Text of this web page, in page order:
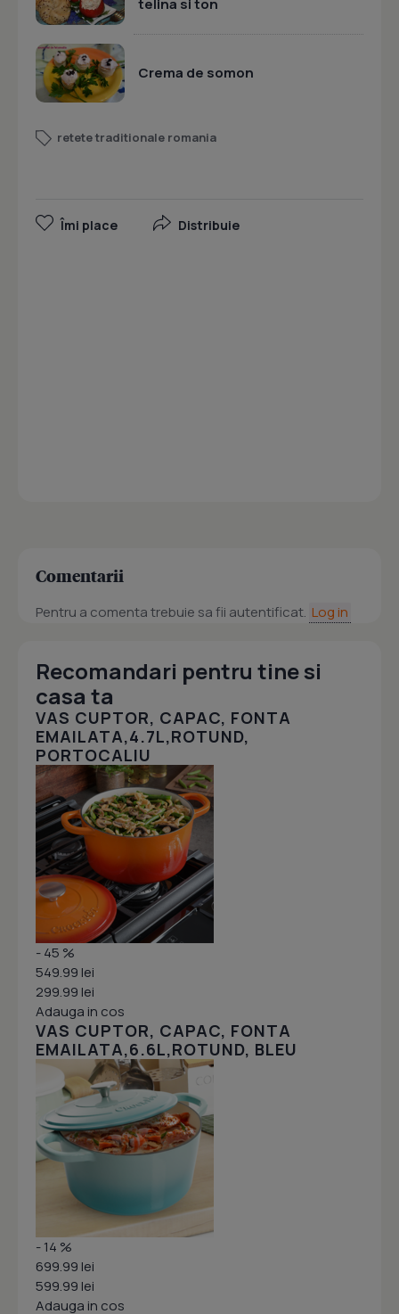
telina si ton
Crema de somon
retete traditionale romania
Îmi place Distribuie
Comentarii
Pentru a comenta trebuie sa fii autentificat. Log in
Recomandari pentru tine si
casa ta
VAS CUPTOR, CAPAC, FONTA
EMAILATA,4.7L,ROTUND,
PORTOCALIU
- 45 %
549.99 lei
299.99 lei
Adauga in cos
VAS CUPTOR, CAPAC, FONTA
EMAILATA,6.6L,ROTUND, BLEU
- 14 %
699.99 lei
599.99 lei
Adauga in cos